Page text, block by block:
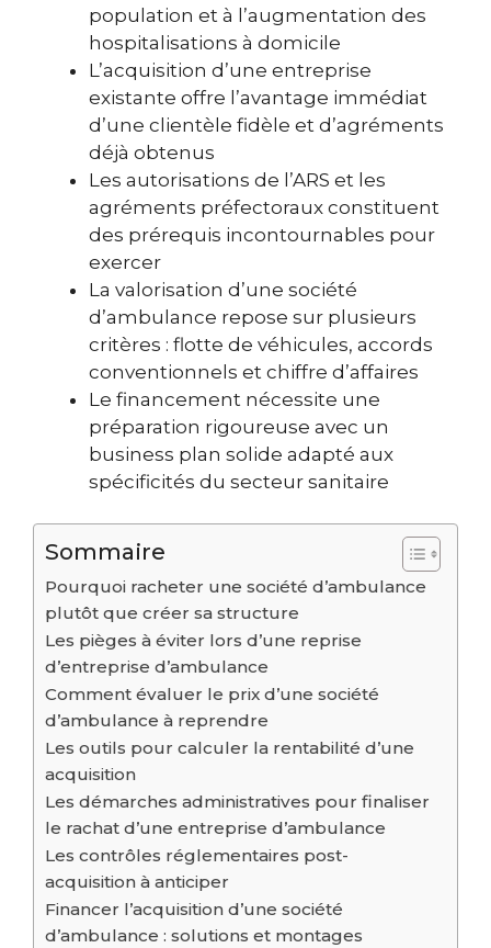
population et à l’augmentation des
hospitalisations à domicile
L’acquisition d’une entreprise
existante offre l’avantage immédiat
d’une clientèle fidèle et d’agréments
déjà obtenus
Les autorisations de l’ARS et les
agréments préfectoraux constituent
des prérequis incontournables pour
exercer
La valorisation d’une société
d’ambulance repose sur plusieurs
critères : flotte de véhicules, accords
conventionnels et chiffre d’affaires
Le financement nécessite une
préparation rigoureuse avec un
business plan solide adapté aux
spécificités du secteur sanitaire
Sommaire
Pourquoi racheter une société d’ambulance
plutôt que créer sa structure
Les pièges à éviter lors d’une reprise
d’entreprise d’ambulance
Comment évaluer le prix d’une société
d’ambulance à reprendre
Les outils pour calculer la rentabilité d’une
acquisition
Les démarches administratives pour finaliser
le rachat d’une entreprise d’ambulance
Les contrôles réglementaires post-
acquisition à anticiper
Financer l’acquisition d’une société
d’ambulance : solutions et montages